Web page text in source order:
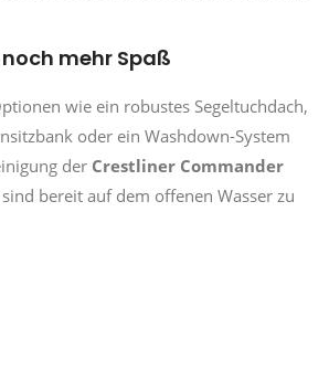
mehr Spaß
wie ein robustes Segeltuchdach,
oder ein Washdown-System
der Crestliner Commander
bereit auf dem offenen Wasser zu